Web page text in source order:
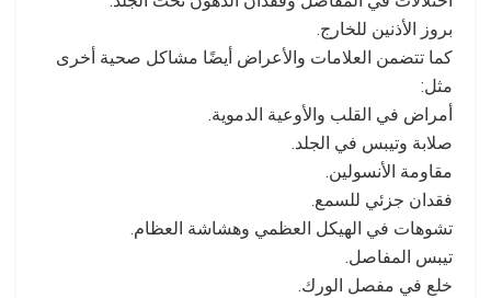
بروز الأذنين للخارج.
كما تتضمن العلامات والأعراض أيضًا مشاكل صحية أخرى
مثل:
أمراض في القلب والأوعية الدموية.
صلابة وتيبس في الجلد.
مقاومة الأنسولين.
فقدان جزئي للسمع.
تشوهات في الهيكل العظمي وهشاشة العظام.
تيبس المفاصل.
خلع في مفصل الورك.